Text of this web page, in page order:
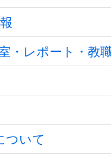
・レポート・教
ついて